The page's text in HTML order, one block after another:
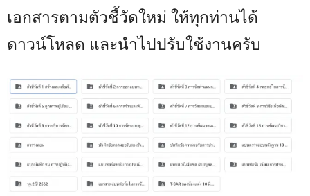
เอกสารตามตัวชี้วัดใหม่ ให้ทุกท่านได้
ดาวน์โหลด และนำไปปรับใช้งานครับ